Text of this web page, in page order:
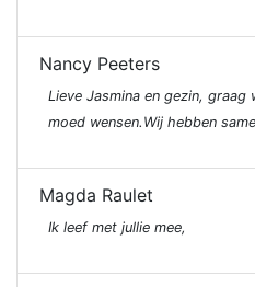
Nancy Peeters
Lieve Jasmina en gezin, graag
moed wensen.Wij hebben
Magda Raulet
Ik leef met jullie mee,